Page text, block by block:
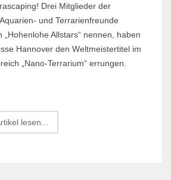
Drei Mitglieder der
und Terrarienfreunde
„Hohenlohe Allstars“ nennen, haben
Hannover den Weltmeistertitel im
„Nano-Terrarium“ errungen.
lesen...